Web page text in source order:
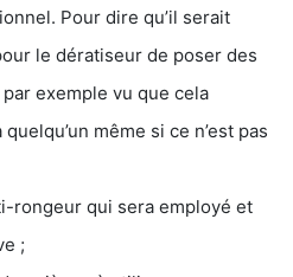
Pour dire qu’il serait
le dératiseur de poser des
exemple vu que cela
même si ce n’est pas
rongeur qui sera employé et
;